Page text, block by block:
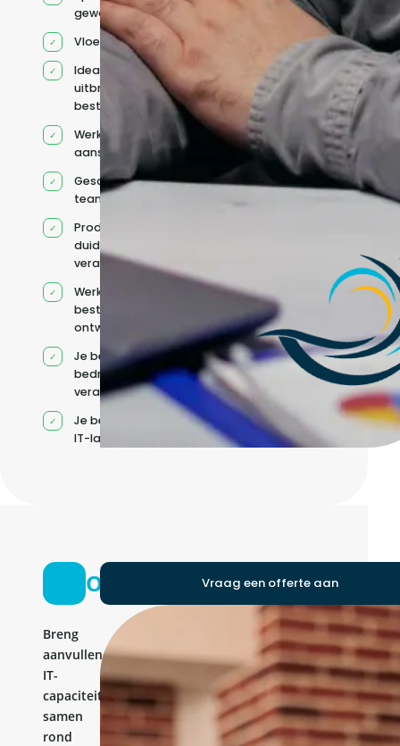
geworven profiel
Vloeiend Engels
Ideaal voor het
uitbreiden van
bestaande capaciteit
Werkt onder jouw
aansturing
Geschikt voor hybride
teams
Productcontext en
duidelijke
verantwoordelijkheden
Werkt binnen jouw
bestaande
ontwikkelteam
Je behoudt jouw
bedrijfs- en IT-
verantwoordelijkheden
Je beheert jouw eigen
IT-landschap
Ontwikkelteam
Breng
aanvullende
IT-
capaciteit
samen
rond
Vraag een offerte aan